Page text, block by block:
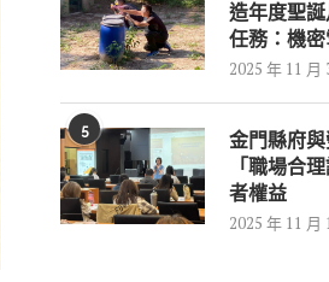
造年度聖
任務：機密
2025 年 11 月
5
金門縣府
「職場合
者權益
2025 年 11 月